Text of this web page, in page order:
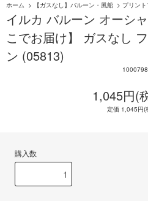
ホーム > 【ガスなし】バルーン・風船 > プリン
イルカ バルーン オーシ
こでお届け】 ガスなし
ン (05813)
1,045円(
定価 1,045円(
購入数